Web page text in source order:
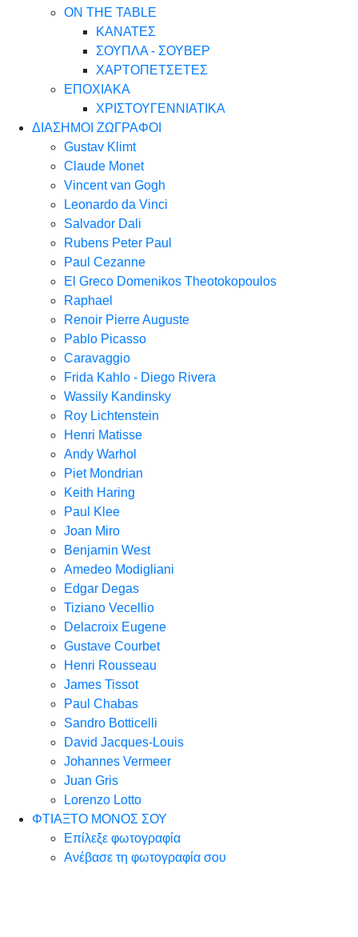
ON THE TABLE
ΚΑΝΑΤΕΣ
ΣΟΥΠΛΑ - ΣΟΥΒΕΡ
ΧΑΡΤΟΠΕΤΣΕΤΕΣ
ΕΠΟΧΙΑΚΑ
ΧΡΙΣΤΟΥΓΕΝΝΙΑΤΙΚΑ
ΔΙΑΣΗΜΟΙ ΖΩΓΡΑΦΟΙ
Gustav Klimt
Claude Monet
Vincent van Gogh
Leonardo da Vinci
Salvador Dali
Rubens Peter Paul
Paul Cezanne
El Greco Domenikos Theotokopoulos
Raphael
Renoir Pierre Auguste
Pablo Picasso
Caravaggio
Frida Kahlo - Diego Rivera
Wassily Kandinsky
Roy Lichtenstein
Henri Matisse
Andy Warhol
Piet Mondrian
Keith Haring
Paul Klee
Joan Miro
Benjamin West
Amedeo Modigliani
Edgar Degas
Tiziano Vecellio
Delacroix Eugene
Gustave Courbet
Henri Rousseau
James Tissot
Paul Chabas
Sandro Botticelli
David Jacques-Louis
Johannes Vermeer
Juan Gris
Lorenzo Lotto
ΦΤΙΑΞΤΟ ΜΟΝΟΣ ΣΟΥ
Επίλεξε φωτογραφία
Ανέβασε τη φωτογραφία σου